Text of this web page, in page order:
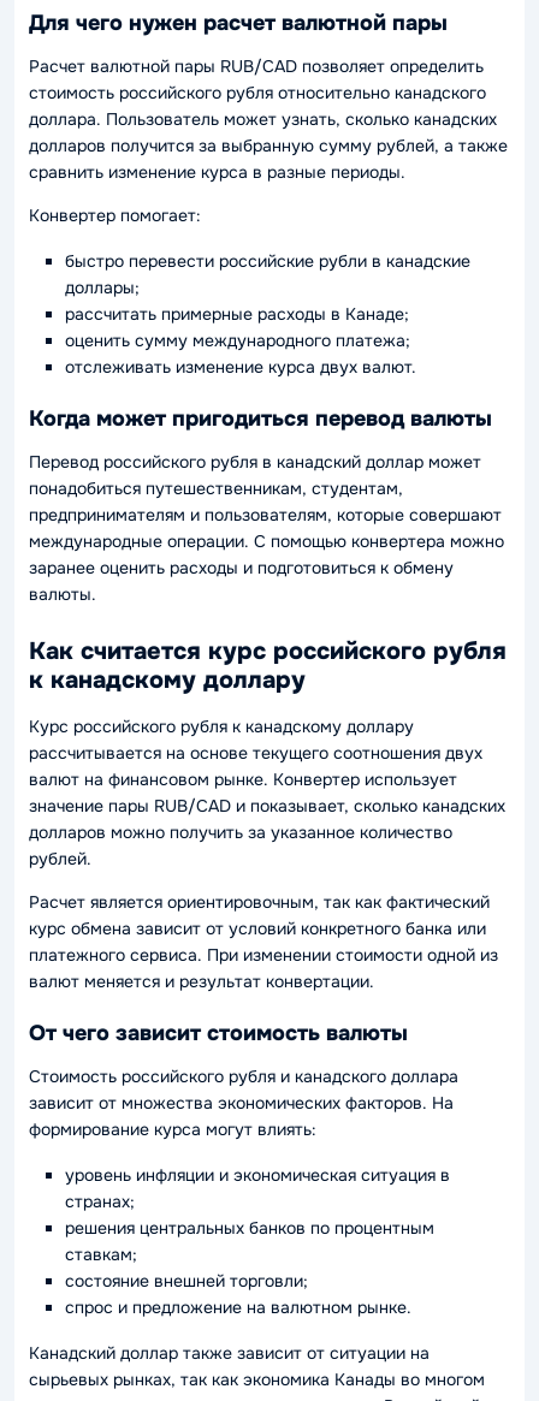
Для чего нужен расчет валютной пары
Расчет валютной пары RUB/CAD позволяет определить
стоимость российского рубля относительно канадского
доллара. Пользователь может узнать, сколько канадских
долларов получится за выбранную сумму рублей, а также
сравнить изменение курса в разные периоды.
Конвертер помогает:
быстро перевести российские рубли в канадские
доллары;
рассчитать примерные расходы в Канаде;
оценить сумму международного платежа;
отслеживать изменение курса двух валют.
Когда может пригодиться перевод валюты
Перевод российского рубля в канадский доллар может
понадобиться путешественникам, студентам,
предпринимателям и пользователям, которые совершают
международные операции. С помощью конвертера можно
заранее оценить расходы и подготовиться к обмену
валюты.
Как считается курс российского рубля
к канадскому доллару
Курс российского рубля к канадскому доллару
рассчитывается на основе текущего соотношения двух
валют на финансовом рынке. Конвертер использует
значение пары RUB/CAD и показывает, сколько канадских
долларов можно получить за указанное количество
рублей.
Расчет является ориентировочным, так как фактический
курс обмена зависит от условий конкретного банка или
платежного сервиса. При изменении стоимости одной из
валют меняется и результат конвертации.
От чего зависит стоимость валюты
Стоимость российского рубля и канадского доллара
зависит от множества экономических факторов. На
формирование курса могут влиять:
уровень инфляции и экономическая ситуация в
странах;
решения центральных банков по процентным
ставкам;
состояние внешней торговли;
спрос и предложение на валютном рынке.
Канадский доллар также зависит от ситуации на
сырьевых рынках, так как экономика Канады во многом